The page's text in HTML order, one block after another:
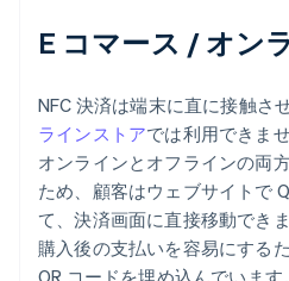
E コマース / オン
NFC 決済は端末に直に接触さ
ラインストアでは利用できま
オンラインとオフラインの両
ため、顧客はウェブサイトで
て、決済画面に直接移動でき
購入後の支払いを容易にする